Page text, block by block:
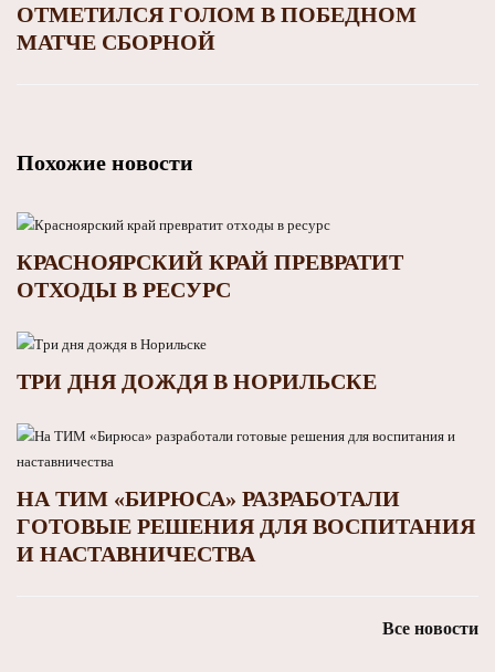
ОТМЕТИЛСЯ ГОЛОМ В ПОБЕДНОМ
МАТЧЕ СБОРНОЙ
Похожие новости
КРАСНОЯРСКИЙ КРАЙ ПРЕВРАТИТ
ОТХОДЫ В РЕСУРС
ТРИ ДНЯ ДОЖДЯ В НОРИЛЬСКЕ
НА ТИМ «БИРЮСА» РАЗРАБОТАЛИ
ГОТОВЫЕ РЕШЕНИЯ ДЛЯ ВОСПИТАНИЯ
И НАСТАВНИЧЕСТВА
Все новости